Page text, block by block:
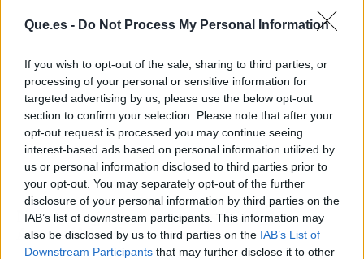
Que.es - Do Not Process My Personal Information
If you wish to opt-out of the sale, sharing to third parties, or
processing of your personal or sensitive information for
targeted advertising by us, please use the below opt-out
section to confirm your selection. Please note that after your
opt-out request is processed you may continue seeing
interest-based ads based on personal information utilized by
us or personal information disclosed to third parties prior to
your opt-out. You may separately opt-out of the further
disclosure of your personal information by third parties on the
IAB’s list of downstream participants. This information may
also be disclosed by us to third parties on the IAB’s List of
Downstream Participants that may further disclose it to other
Nuevas generaciones (2009-
Actualidad)